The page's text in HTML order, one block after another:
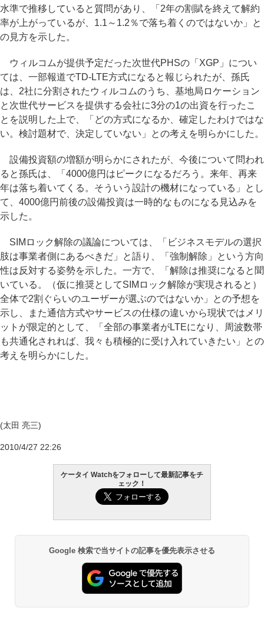
水準で推移していると質問があり、「2年の割賦を終えて解約
率が上がっているが、1.1～1.2％で落ち着くのではないか」と
の見方を示した。
ウィルコムが提供予定だった次世代PHSの「XGP」につい
ては、一部報道でTD-LTE方式になると報じられたが、孫氏
は、2社に分割されたウィルコムのうち、基地局ロケーション
と次世代サービスを提供する会社に3分の1の出資を行ったこ
とを説明した上で、「どの方式になるか、確定したわけではな
い。検討題材で、決定していない」との考えを明らかにした。
設備投資額の増額が明らかにされたが、今後について問われ
ると孫氏は、「4000億円はピークになるだろう。来年、再来
年は落ち着いてくる。そういう設計の機材になっている」とし
て、4000億円前後の設備投資は一時的なものになる見込みを
示した。
SIMロック解除の議論については、「ビジネスモデルの選択
肢は事業者側にあるべきだ」と語り、「強制解除」という方向
性は反対する姿勢を示した。一方で、「解除は推奨になると聞
いている。（仮に推奨としてSIMロック解除が実現されると）
全体で2割ぐらいのユーザーが選ぶのではないか」との予想を
示し、また通信方式やサービスの仕様の違いから現状ではメリ
ットが限定的として、「全部の事業者がLTEになり、周波数帯
も共通化されれば、我々も積極的に受け入れていきたい」との
考えを明らかにした。
(太田 亮三)
2010/4/27 22:26
ケータイ Watchをフォローして最新記事をチ
ェック！
Google 検索で当サイトの記事を優先表示させる